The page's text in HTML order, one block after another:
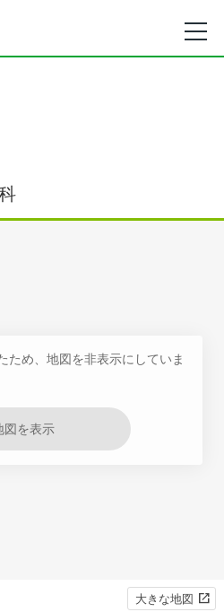
ため、地図を非表示にしていま
図を表示
大きな地図